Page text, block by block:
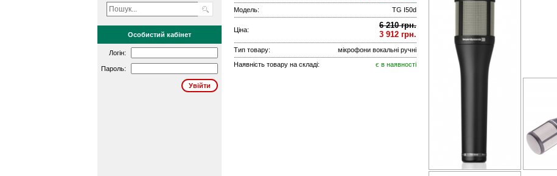
Особистий кабінет
Логін:
Пароль:
Модель:
TG I50d
Ціна:
6 210 грн.
3 912 грн.
Тип товару:
мікрофони вокальні ручні
Наявність товару на складі:
є в наявності